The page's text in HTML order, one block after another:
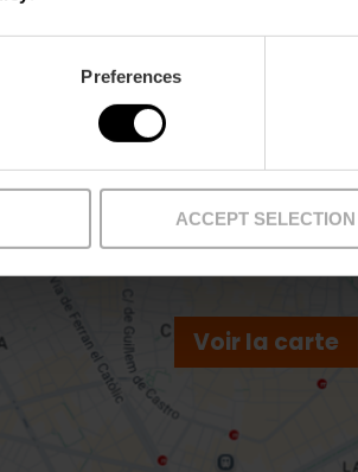
Preferences
ACCEPT SELECTION
Voir la carte